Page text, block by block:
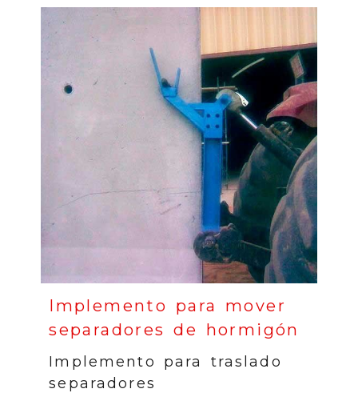
Implemento para mover
separadores de hormigón
Implemento para traslado
separadores